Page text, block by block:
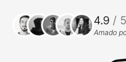
4.9 / 5
Amado